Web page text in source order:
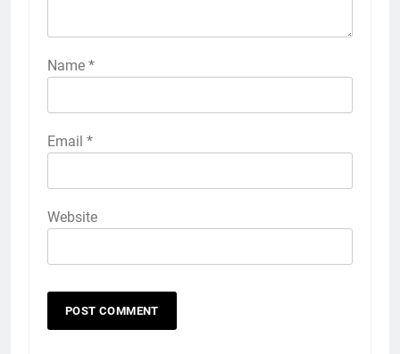
Name *
Email *
Website